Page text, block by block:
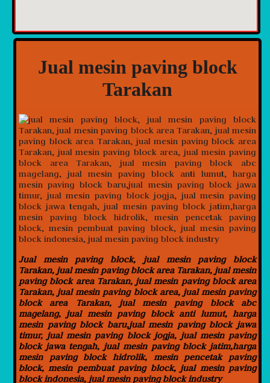
Jual mesin paving block
Tarakan
Jual mesin paving block, jual mesin paving block
Tarakan, jual mesin paving block area Tarakan, jual mesin
paving block area Tarakan, jual mesin paving block area
Tarakan, jual mesin paving block area, jual mesin paving
block area Tarakan, jual mesin paving block abc
magelang, jual mesin paving block anti lumut, harga
mesin paving block baru,jual mesin paving block jawa
timur, jual mesin paving block jogja, jual mesin paving
block jawa tengah, jual mesin paving block jatim,harga
mesin paving block hidrolik, mesin pencetak paving
block, mesin pembuat paving block, jual mesin paving
block indonesia, jual mesin paving block industry